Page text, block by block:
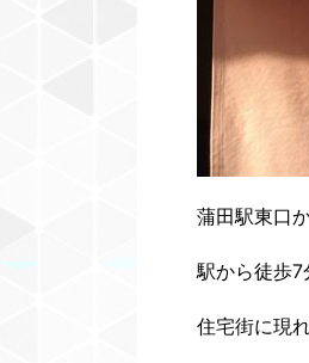
蒲田駅東口
駅から徒歩7
住宅街に現